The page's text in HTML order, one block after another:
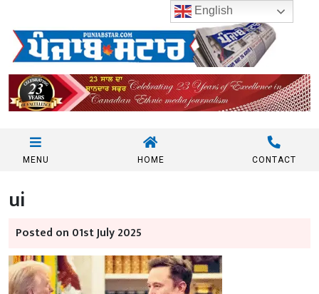
MENU HOME CONTACT
ui
Posted on 01st July 2025
English